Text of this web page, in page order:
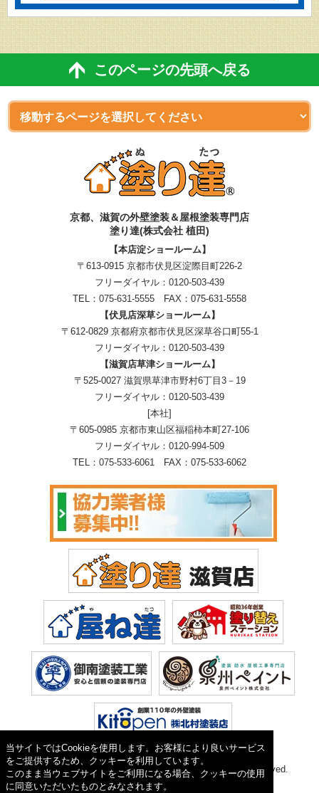
当サイトではCookieを使用します。お客様により良いサービス
をご提供するため、クッキーを利用しています。
このまま当ウェブサイトをご利用になる場合、クッキーの使用
に同意いただいたものとみなされます。
このページの先頭へ戻る
京都、滋賀の外壁塗装＆屋根塗装専門店
塗り達(株式会社 植田)
【本店淀ショールーム】
〒613-0915 京都市伏見区淀際目町226-2
フリーダイヤル： 0120-503-439
TEL： 075-631-5555 FAX：075-631-5558
【伏見店深草ショールーム】
〒612-0829 京都府京都市伏見区深草谷口町55-1
フリーダイヤル： 0120-503-439
【滋賀店草津ショールーム】
〒525-0027 滋賀県草津市野村6丁目3－19
フリーダイヤル： 0120-503-439
[本社]
〒605-0985 京都市東山区福稲柿本町27-106
フリーダイヤル： 0120-994-509
TEL： 075-533-6061 FAX：075-533-6062
Copyright © 2026 塗り達(株式会社 植田). All Rights Reserved.